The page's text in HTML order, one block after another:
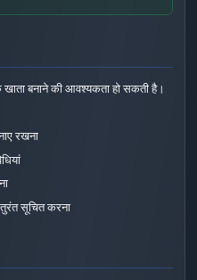
बनाने की आवश्यकता हो सकती है।
रखना
सूचित करना